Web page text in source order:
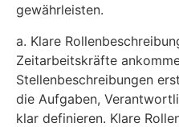
gewährleisten.
a. Klare
Zeitarbeitskräfte
Stellenbeschreibungen
die Aufgaben,
klar definieren. Klare